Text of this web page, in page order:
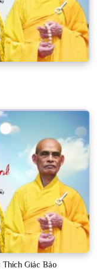
Giác Bảo